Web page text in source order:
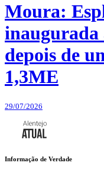
Moura:
inaugurada
depois de
1,3ME
29/07/2026
Informação de Verdade